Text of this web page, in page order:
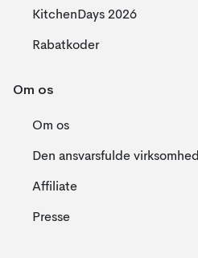
KitchenDays 2026
Rabatkoder
Om os
Om os
Den ansvarsfulde virksomhed
Affiliate
Presse